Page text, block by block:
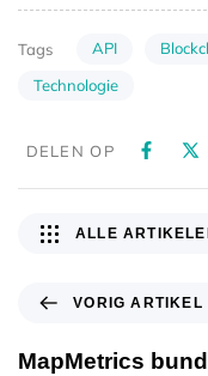
Tags API
Technologie
DELEN OP
VORIG ARTIKEL
MapMetrics
ALLE